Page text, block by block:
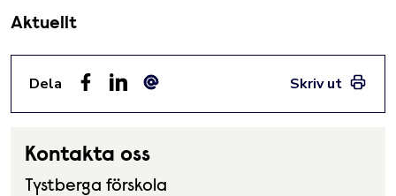
Aktuellt
Dela
Skriv ut
Kontakta oss
Tystberga förskola